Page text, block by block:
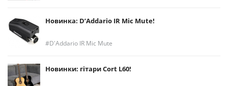
Новинка: D’Addario IR Mic Mute!
D'Addario IR Mic Mute
Новинки: гітари Cort L60!